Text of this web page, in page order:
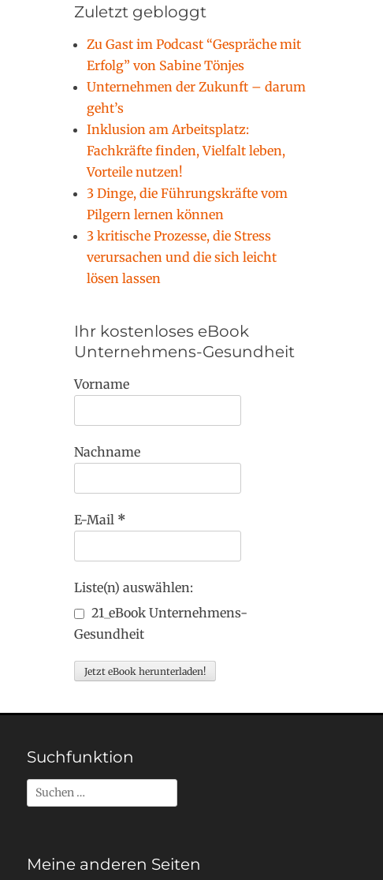
Zuletzt gebloggt
Zu Gast im Podcast “Gespräche mit
Erfolg” von Sabine Tönjes
Unternehmen der Zukunft – darum
geht’s
Inklusion am Arbeitsplatz:
Fachkräfte finden, Vielfalt leben,
Vorteile nutzen!
3 Dinge, die Führungskräfte vom
Pilgern lernen können
3 kritische Prozesse, die Stress
verursachen und die sich leicht
lösen lassen
Ihr kostenloses eBook
Unternehmens-Gesundheit
Vorname
Nachname
E-Mail *
Liste(n) auswählen:
21_eBook Unternehmens-
Gesundheit
Suchfunktion
Suchen
nach:
Meine anderen Seiten